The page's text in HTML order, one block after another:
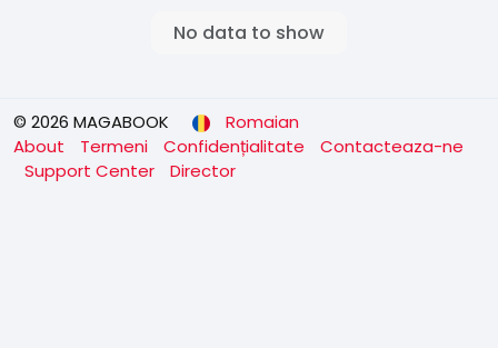
No data to show
© 2026 MAGABOOK
Romaian
About
Termeni Confidențialitate
Contacteaza-ne
Support Center
Director